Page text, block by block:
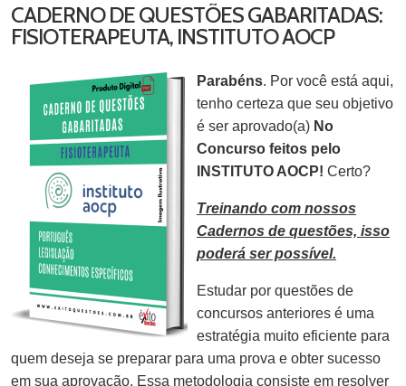
CADERNO DE QUESTÕES GABARITADAS:
FISIOTERAPEUTA, INSTITUTO AOCP
Parabéns. Por você está aqui,
tenho certeza que seu objetivo
é ser aprovado(a) No
Concurso feitos pelo
INSTITUTO AOCP! Certo?
Treinando com nossos
Cadernos de questões, isso
poderá ser possível.
Estudar por questões de
concursos anteriores é uma
estratégia muito eficiente para
quem deseja se preparar para uma prova e obter sucesso
em sua aprovação. Essa metodologia consiste em resolver